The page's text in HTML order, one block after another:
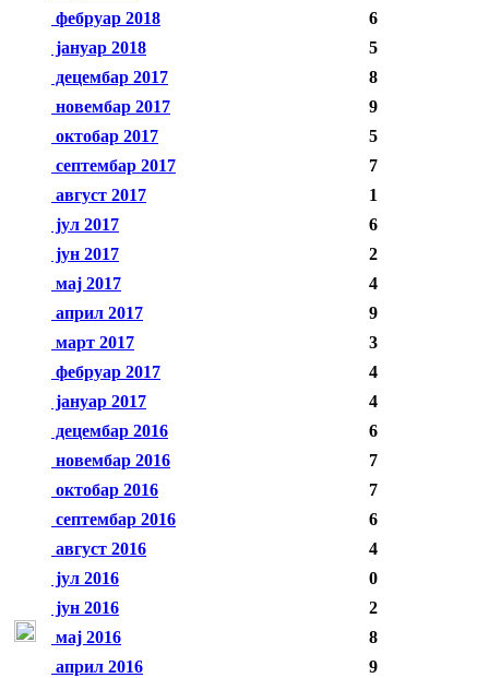
фебруар 2018
6
јануар 2018
5
децембар 2017
8
новембар 2017
9
октобар 2017
5
септембар 2017
7
август 2017
1
јул 2017
6
јун 2017
2
мај 2017
4
април 2017
9
март 2017
3
фебруар 2017
4
јануар 2017
4
децембар 2016
6
новембар 2016
7
октобар 2016
7
септембар 2016
6
август 2016
4
јул 2016
0
јун 2016
2
мај 2016
8
април 2016
9